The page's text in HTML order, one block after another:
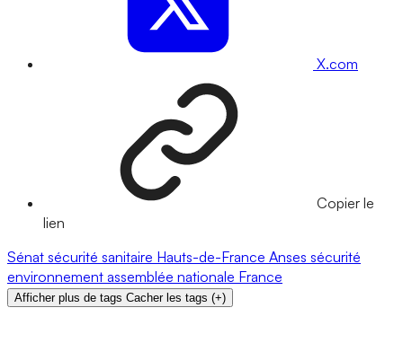
X.com
Copier le
lien
Sénat sécurité sanitaire Hauts-de-France Anses sécurité
environnement assemblée nationale France
Afficher plus de tags Cacher les tags (+)